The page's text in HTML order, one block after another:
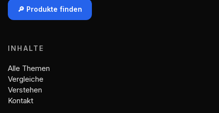
🔎 Produkte finden
INHALTE
Alle Themen
Vergleiche
Verstehen
Kontakt